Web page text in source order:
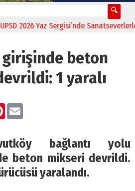
2026 Yaz Sergisi’nde Sanatseverlerle
beton
1 yaralı
Pinterest
Email
bağlantı yolu
beton mikseri devrildi.
yaralandı.